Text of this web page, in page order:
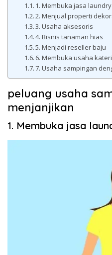
1. Membuka jasa laundry
2. Menjual properti
3. Usaha aksesoris
4. Bisnis tanaman hias
5. Menjadi reseller baju
6. Membuka usaha
7. Usaha sampingan
peluang usaha
menjanjikan
1. Membuka jasa